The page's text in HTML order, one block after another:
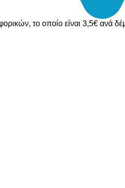
το οποίο είναι 3,5€ ανά